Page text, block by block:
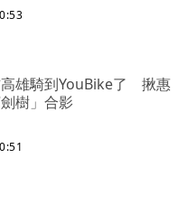
雄騎到YouBike了 揪惠
樹」合影